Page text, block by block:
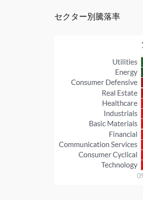
セクター別騰落率